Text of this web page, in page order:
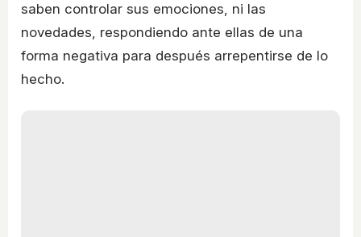
saben controlar sus emociones, ni las
novedades, respondiendo ante ellas de una
forma negativa para después arrepentirse de lo
hecho.